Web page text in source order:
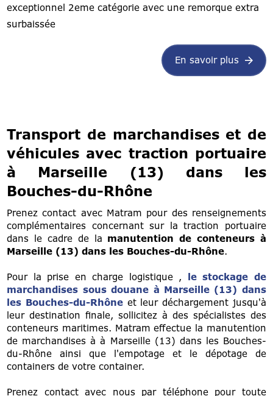
exceptionnel 2eme catégorie avec une remorque extra
surbaissée
En savoir plus
Transport de marchandises et de
véhicules avec traction portuaire
à Marseille (13) dans les
Bouches-du-Rhône
Prenez contact avec Matram pour des renseignements
complémentaires concernant sur la traction portuaire
dans le cadre de la manutention de conteneurs à
Marseille (13) dans les Bouches-du-Rhône.
Pour la prise en charge logistique , le stockage de
marchandises sous douane à Marseille (13) dans
les Bouches-du-Rhône et leur déchargement jusqu'à
leur destination finale, sollicitez à des spécialistes des
conteneurs maritimes. Matram effectue la manutention
de marchandises à à Marseille (13) dans les Bouches-
du-Rhône ainsi que l'empotage et le dépotage de
containers de votre container.
Prenez contact avec nous par téléphone pour toute